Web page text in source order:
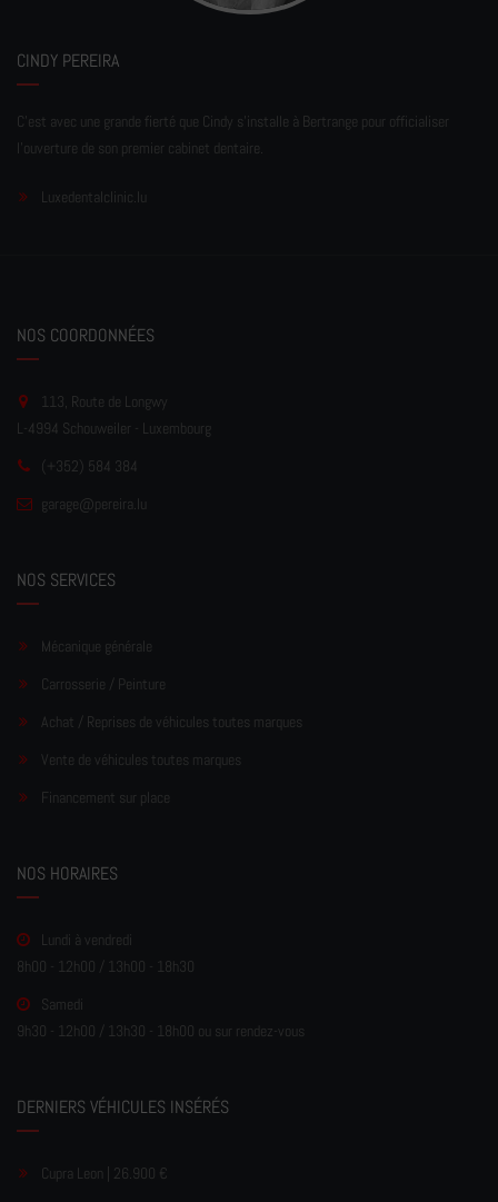
CINDY PEREIRA
C'est avec une grande fierté que Cindy s'installe à Bertrange pour officialiser
l'ouverture de son premier cabinet dentaire.
Luxedentalclinic.lu
NOS COORDONNÉES
113, Route de Longwy
L-4994 Schouweiler - Luxembourg
(+352) 584 384
garage@pereira.lu
NOS SERVICES
Mécanique générale
Carrosserie / Peinture
Achat / Reprises de véhicules toutes marques
Vente de véhicules toutes marques
Financement sur place
NOS HORAIRES
Lundi à vendredi
8h00 - 12h00 / 13h00 - 18h30
Samedi
9h30 - 12h00 / 13h30 - 18h00 ou sur rendez-vous
DERNIERS VÉHICULES INSÉRÉS
Cupra Leon | 26.900 €